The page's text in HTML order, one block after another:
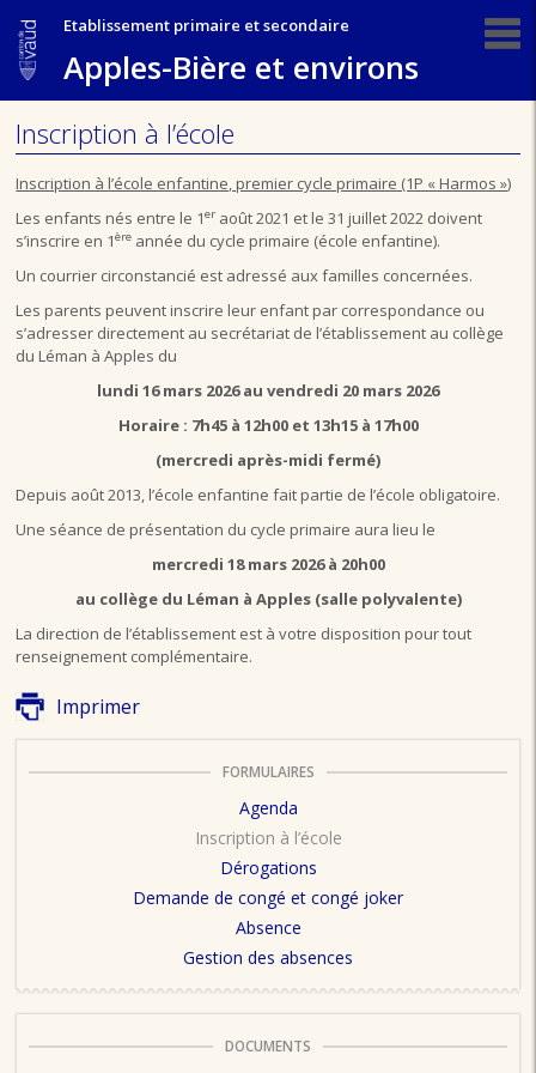
Etablissement primaire et secondaire
Apples-Bière et environs
Inscription à l’école
Inscription à l’école enfantine, premier cycle primaire (1P « Harmos »)
Les enfants nés entre le 1er août 2021 et le 31 juillet 2022 doivent
s’inscrire en 1ère année du cycle primaire (école enfantine).
Un courrier circonstancié est adressé aux familles concernées.
Les parents peuvent inscrire leur enfant par correspondance ou
s’adresser directement au secrétariat de l’établissement au collège
du Léman à Apples du
lundi 16 mars 2026 au vendredi 20 mars 2026
Horaire : 7h45 à 12h00 et 13h15 à 17h00
(mercredi après-midi fermé)
Depuis août 2013, l’école enfantine fait partie de l’école obligatoire.
Une séance de présentation du cycle primaire aura lieu le
mercredi 18 mars 2026 à 20h00
au collège du Léman à Apples (salle polyvalente)
La direction de l’établissement est à votre disposition pour tout
renseignement complémentaire.
Imprimer
FORMULAIRES
Agenda
Inscription à l’école
Dérogations
Demande de congé et congé joker
Absence
Gestion des absences
DOCUMENTS